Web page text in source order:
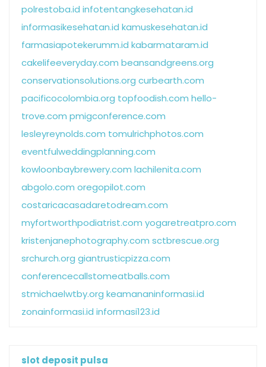
polrestoba.id infotentangkesehatan.id
informasikesehatan.id kamuskesehatan.id
farmasiapotekerumm.id kabarmataram.id
cakelifeeveryday.com beansandgreens.org
conservationsolutions.org curbearth.com
pacificocolombia.org topfoodish.com hello-
trove.com pmigconference.com
lesleyreynolds.com tomulrichphotos.com
eventfulweddingplanning.com
kowloonbaybrewery.com lachilenita.com
abgolo.com oregopilot.com
costaricacasadaretodream.com
myfortworthpodiatrist.com yogaretreatpro.com
kristenjanephotography.com sctbrescue.org
srchurch.org giantrusticpizza.com
conferencecallstomeatballs.com
stmichaelwtby.org keamananinformasi.id
zonainformasi.id informasi123.id
slot deposit pulsa